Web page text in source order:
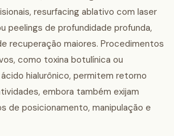
resurfacing ablativo com laser
peelings de profundidade profunda,
recuperação maiores. Procedimentos
como toxina botulínica ou
hialurônico, permitem retorno
embora também exijam
de posicionamento, manipulação e